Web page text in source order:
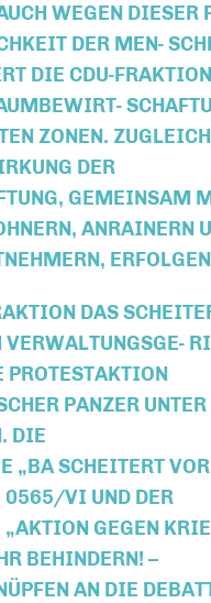
WEGEN DIESER
DER MEN-
DIE CDU-
ZONEN.
DER
GEMEINSAM
ANRAINERN
DAS
PROTESTAKTION
PANZER UNTER
DIE
„BA SCHEITERT VOR
0565/VI UND DER
GEGEN
BEHINDERN! –
AN DIE